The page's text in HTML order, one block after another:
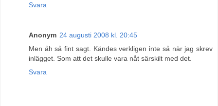
Svara
Anonym 24 augusti 2008 kl. 20:45
Men åh så fint sagt. Kändes verkligen inte så när jag skrev
inlägget. Som att det skulle vara nåt särskilt med det.
Svara